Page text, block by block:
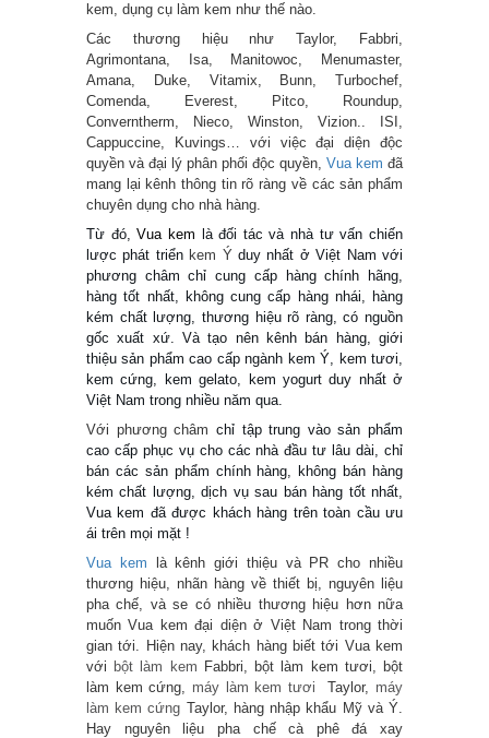
kem, dụng cụ làm kem như thế nào.
Các thương hiệu như Taylor, Fabbri,
Agrimontana, Isa, Manitowoc, Menumaster,
Amana, Duke, Vitamix, Bunn, Turbochef,
Comenda, Everest, Pitco, Roundup,
Converntherm, Nieco, Winston, Vizion.. ISI,
Cappuccine, Kuvings… với việc đại diện độc
quyền và đại lý phân phối độc quyền, Vua kem đã
mang lại kênh thông tin rõ ràng về các sản phẩm
chuyên dụng cho nhà hàng.
Từ đó,Vua kem là đối tác và nhà tư vấn chiến
lược phát triển kem Ýduy nhất ở Việt Nam với
phương châm chỉ cung cấp hàng chính hãng,
hàng tốt nhất, không cung cấp hàng nhái, hàng
kém chất lượng, thương hiệu rõ ràng, có nguồn
gốc xuất xứ. Và tạo nên kênh bán hàng, giới
thiệu sản phẩm cao cấp ngành kem Ý, kem tươi,
kem cứng, kem gelato, kem yogurt duy nhất ở
Việt Nam trong nhiều năm qua.
Với phương châm chỉ tập trung vào sản phẩm
cao cấp phục vụ cho các nhà đầu tư lâu dài, chỉ
bán các sản phẩm chính hàng, không bán hàng
kém chất lượng, dịch vụ sau bán hàng tốt nhất,
Vua kem đã được khách hàng trên toàn cầu ưu
ái trên mọi mặt !
Vua kem là kênh giới thiệu và PR cho nhiều
thương hiệu, nhãn hàng về thiết bị, nguyên liệu
pha chế, và se có nhiều thương hiệu hơn nữa
muốn Vua kem đại diện ở Việt Nam trong thời
gian tới. Hiện nay, khách hàng biết tới Vua kem
với bột làm kem Fabbri, bột làm kem tươi, bột
làm kem cứng, máy làm kem tươi Taylor, máy
làm kem cứng Taylor, hàng nhập khẩu Mỹ và Ý.
Hay nguyên liệu pha chế cà phê đá xay